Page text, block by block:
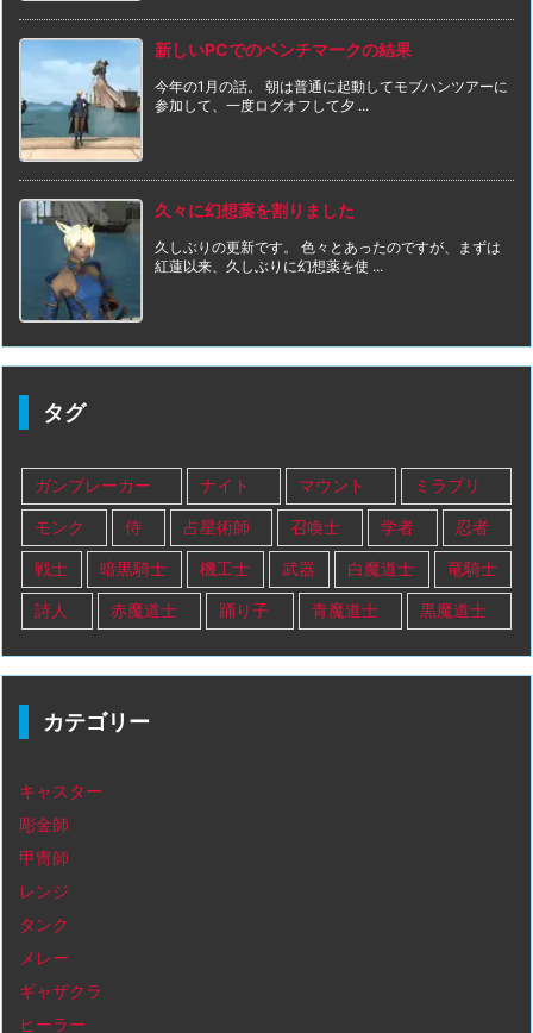
新しいPCでのベンチマークの結果
今年の1月の話。 朝は普通に起動してモブハンツアーに
参加して、一度ログオフして夕 ...
久々に幻想薬を割りました
久しぶりの更新です。 色々とあったのですが、まずは
紅蓮以来、久しぶりに幻想薬を使 ...
タグ
ガンブレーカー ナイト マウント ミラプリ
モンク 侍 占星術師 召喚士 学者 忍者
戦士 暗黒騎士 機工士 武器 白魔道士 竜騎士
詩人 赤魔道士 踊り子 青魔道士 黒魔道士
カテゴリー
キャスター
彫金師
甲冑師
レンジ
タンク
メレー
ギャザクラ
ヒーラー